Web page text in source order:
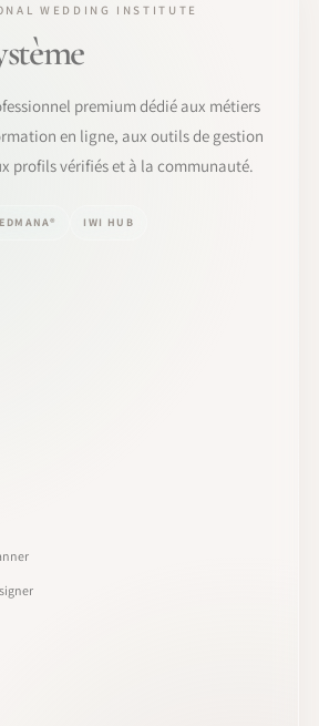
WEDDING INSTITUTE
premium dédié aux métiers
en ligne, aux outils de gestion
profils vérifiés et à la communauté.
IWI HUB